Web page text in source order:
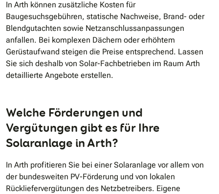
In Arth können zusätzliche Kosten für
Baugesuchsgebühren, statische Nachweise, Brand- oder
Blendgutachten sowie Netzanschlussanpassungen
anfallen. Bei komplexen Dächern oder erhöhtem
Gerüstaufwand steigen die Preise entsprechend. Lassen
Sie sich deshalb von Solar-Fachbetrieben im Raum Arth
detaillierte Angebote erstellen.
Welche Förderungen und
Vergütungen gibt es für Ihre
Solaranlage in Arth?
In Arth profitieren Sie bei einer Solaranlage vor allem von
der bundesweiten PV-Förderung und von lokalen
Rückliefervergütungen des Netzbetreibers. Eigene